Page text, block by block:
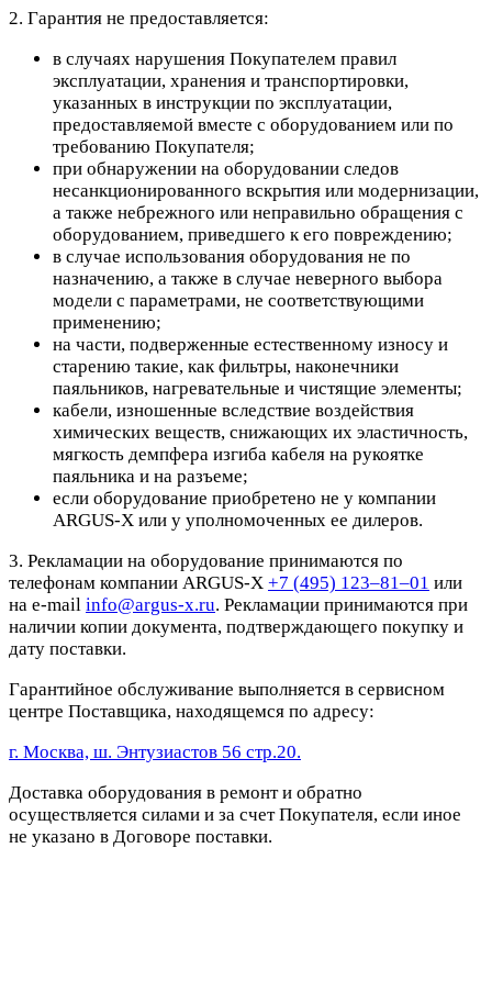
2. Гарантия не предоставляется:
в случаях нарушения Покупателем правил
эксплуатации, хранения и транспортировки,
указанных в инструкции по эксплуатации,
предоставляемой вместе с оборудованием или по
требованию Покупателя;
при обнаружении на оборудовании следов
несанкционированного вскрытия или модернизации,
а также небрежного или неправильно обращения с
оборудованием, приведшего к его повреждению;
в случае использования оборудования не по
назначению, а также в случае неверного выбора
модели с параметрами, не соответствующими
применению;
на части, подверженные естественному износу и
старению такие, как фильтры, наконечники
паяльников, нагревательные и чистящие элементы;
кабели, изношенные вследствие воздействия
химических веществ, снижающих их эластичность,
мягкость демпфера изгиба кабеля на рукоятке
паяльника и на разъеме;
если оборудование приобретено не у компании
ARGUS-X или у уполномоченных ее дилеров.
3. Рекламации на оборудование принимаются по
телефонам компании ARGUS-X +7 (495) 123–81–01 или
на e-mail info@argus-x.ru. Рекламации принимаются при
наличии копии документа, подтверждающего покупку и
дату поставки.
Гарантийное обслуживание выполняется в сервисном
центре Поставщика, находящемся по адресу:
г. Москва, ш. Энтузиастов 56 стр.20.
Доставка оборудования в ремонт и обратно
осуществляется силами и за счет Покупателя, если иное
не указано в Договоре поставки.